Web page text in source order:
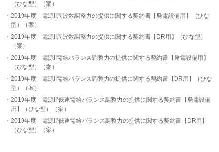
（ひな型）（案）
2019年度 電源II周波数調整力の提供に関する契約書【発電設備用】（ひな
型）（案）
2019年度 電源II周波数調整力の提供に関する契約書【DR用】（ひな型）
（案）
2019年度 電源II需給バランス調整力の提供に関する契約書【発電設備用】
（ひな型）（案）
2019年度 電源II需給バランス調整力の提供に関する契約書【DR用】（ひな
型）（案）
2019年度 電源II’低速需給バランス調整力の提供に関する契約書【発電設備
用】（ひな型）（案）
2019年度 電源II’低速需給バランス調整力の提供に関する契約書【DR用】
（ひな型）（案）